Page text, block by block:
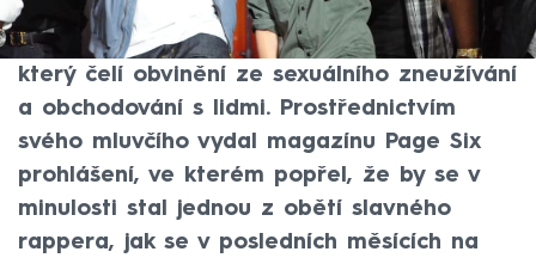
ohledně svého vztahu s hudebním
magnátem Seanem „Diddym“ Combsem,
který čelí obvinění ze sexuálního zneužívání
a obchodování s lidmi. Prostřednictvím
svého mluvčího vydal magazínu Page Six
prohlášení, ve kterém popřel, že by se v
minulosti stal jednou z obětí slavného
rappera, jak se v posledních měsících na